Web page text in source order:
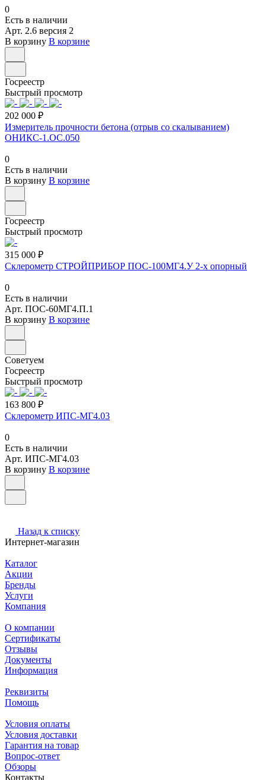
0
Есть в наличии
Арт. 2.6 версия 2
В корзину В корзине
Госреестр
Быстрый просмотр
202 000 ₽
Измеритель прочности бетона (отрыв со скалыванием)
ОНИКС-1.ОС.050
0
Есть в наличии
В корзину В корзине
Госреестр
Быстрый просмотр
315 000 ₽
Склерометр СТРОЙПРИБОР ПОС-100МГ4.У 2-х опорный
0
Есть в наличии
Арт. ПОС-60МГ4.П.1
В корзину В корзине
Советуем
Госреестр
Быстрый просмотр
163 800 ₽
Склерометр ИПС-МГ4.03
0
Есть в наличии
Арт. ИПС-МГ4.03
В корзину В корзине
Назад к списку
Интернет-магазин
Каталог
Акции
Бренды
Услуги
Компания
О компании
Сертификаты
Отзывы
Документы
Информация
Реквизиты
Помощь
Условия оплаты
Условия доставки
Гарантия на товар
Вопрос-ответ
Обзоры
Контакты